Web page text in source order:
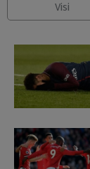
Visi